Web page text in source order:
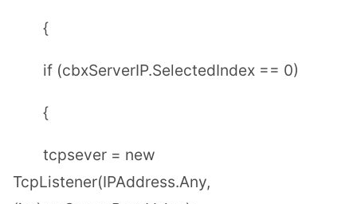
{
if (cbxServerIP.SelectedIndex == 0)
{
tcpsever = new
TcpListener(IPAddress.Any,